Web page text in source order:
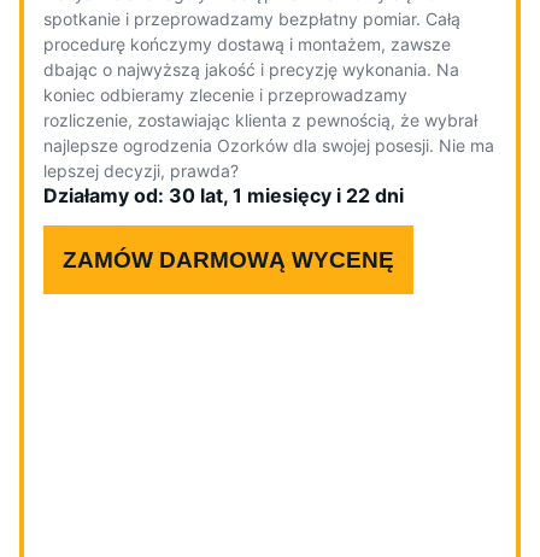
spotkanie i przeprowadzamy bezpłatny pomiar. Całą
procedurę kończymy dostawą i montażem, zawsze
dbając o najwyższą jakość i precyzję wykonania. Na
koniec odbieramy zlecenie i przeprowadzamy
rozliczenie, zostawiając klienta z pewnością, że wybrał
najlepsze ogrodzenia Ozorków dla swojej posesji. Nie ma
lepszej decyzji, prawda?
Działamy od: 30 lat, 1 miesięcy i 22 dni
ZAMÓW DARMOWĄ WYCENĘ